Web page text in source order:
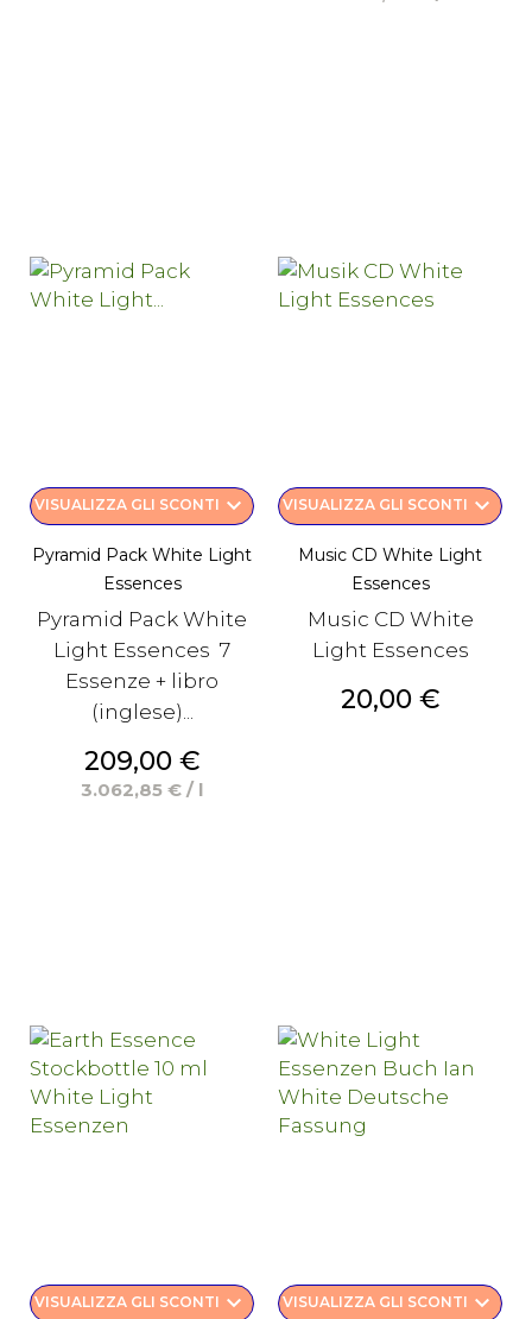
VISUALIZZA GLI SCONTI keyboard_arrow_down
Pyramid Pack White Light
Essences
Pyramid Pack White
Light Essences 7
Essenze + libro
(inglese)...
Prezzo
209,00 €
3.062,85 € / l
VISUALIZZA GLI SCONTI keyboard_arrow_down
Music CD White Light
Essences
Music CD White
Light Essences
Prezzo
20,00 €
VISUALIZZA GLI SCONTI keyboard_arrow_down VISUALIZZA GLI SCONTI keyboard_arrow_down